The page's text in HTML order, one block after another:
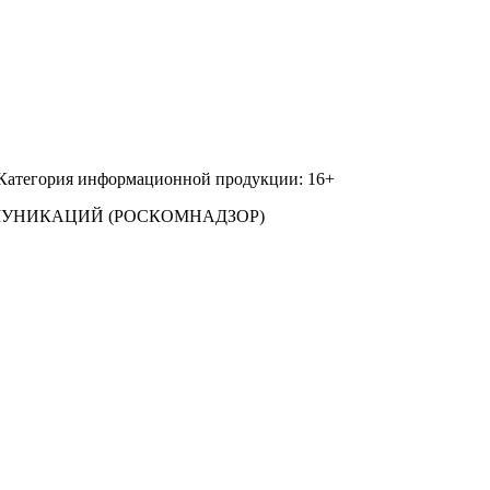
информационной продукции: 16+
(РОСКОМНАДЗОР)